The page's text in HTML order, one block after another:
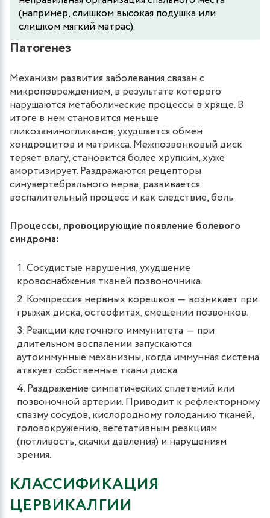
(например, слишком высокая подушка или
слишком мягкий матрас).
Патогенез
Механизм развития заболевания связан с
микроповреждением, в результате которого
нарушаются метаболические процессы в хряще. В
итоге в нем становится меньше
гликозаминогликанов, ухудшается обмен
хондроцитов и матрикса. Межпозвонковый диск
теряет влагу, становится более хрупким, хуже
амортизирует. Раздражаются рецепторы
синувертебрального нерва, развивается
воспалительный процесс и как следствие, боль.
Процессы, провоцирующие появление болевого
синдрома:
Сосудистые нарушения, ухудшение
кровоснабжения тканей позвоночника.
Компрессия нервных корешков ― возникает при
грыжах диска, остеофитах, смещении позвонков.
Реакции клеточного иммунитета ― при
длительном воспалении запускаются
аутоиммунные механизмы, когда иммунная система
атакует собственные ткани диска.
Раздражение симпатических сплетений или
позвоночной артерии. Приводит к рефлекторному
спазму сосудов, кислородному голоданию тканей,
головокружению, вегетативным реакциям
(потливость, скачки давления) и нарушениям
зрения.
КЛАССИФИКАЦИЯ
ЦЕРВИКАЛГИИ